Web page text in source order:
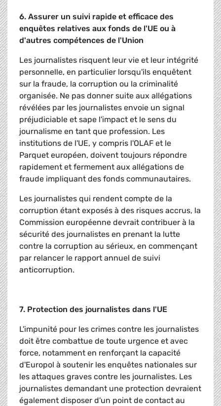
6. Assurer un suivi rapide et efficace des
enquêtes relatives aux fonds de l'UE ou à
d'autres compétences de l'Union
Les journalistes risquent leur vie et leur intégrité
personnelle, en particulier lorsqu'ils enquêtent
sur la fraude, la corruption ou la criminalité
organisée. Ne pas donner suite aux allégations
révélées par les journalistes envoie un signal
préjudiciable et sape l'impact et le sens du
journalisme en tant que profession. Les
institutions de l'UE, y compris l'OLAF et le
Parquet européen, doivent toujours répondre
rapidement et fermement aux allégations de
fraude impliquant des fonds communautaires.
Les journalistes qui rendent compte de la
corruption étant exposés à des risques accrus, la
Commission européenne devrait contribuer à la
sécurité des journalistes en prenant la lutte
contre la corruption au sérieux, en commençant
par relancer le rapport annuel de suivi
anticorruption.
7. Protection des journalistes dans l'UE
L'impunité pour les crimes contre les journalistes
doit être combattue de toute urgence et avec
force, notamment en renforçant la capacité
d'Europol à soutenir les enquêtes nationales sur
les attaques graves contre les journalistes. Les
journalistes demandant une protection devraient
également disposer d'un point de contact au